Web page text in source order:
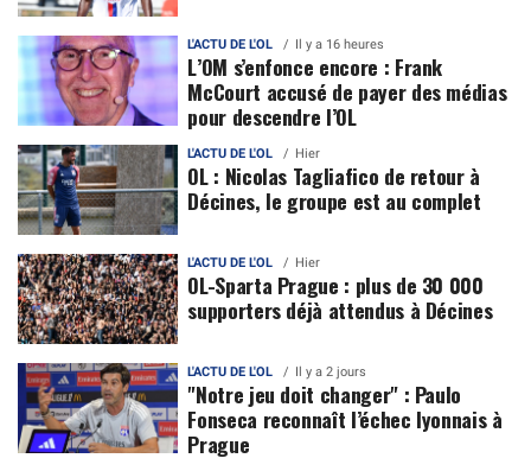
L'ACTU DE L'OL Il y a 16 heures
L’OM s’enfonce encore : Frank
McCourt accusé de payer des médias
pour descendre l’OL
L'ACTU DE L'OL Hier
OL : Nicolas Tagliafico de retour à
Décines, le groupe est au complet
L'ACTU DE L'OL Hier
OL-Sparta Prague : plus de 30 000
supporters déjà attendus à Décines
L'ACTU DE L'OL Il y a 2 jours
"Notre jeu doit changer" : Paulo
Fonseca reconnaît l’échec lyonnais à
Prague